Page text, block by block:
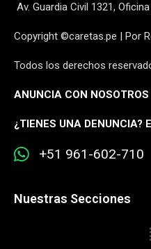
Av. Guardia Civil 1321,
Copyright ©caretas.pe | Por
Todos los derechos
ANUNCIA CON NOSOTROS
¿TIENES UNA DENUNCIA?
+51 961-602-710
Nuestras Secciones